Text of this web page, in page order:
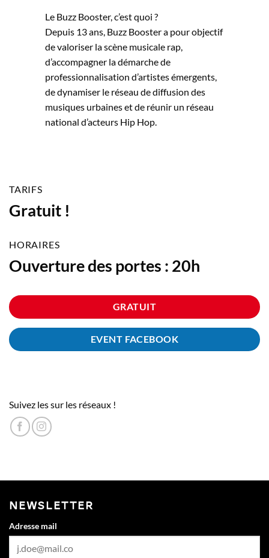
Le Buzz Booster, c’est quoi ?
Depuis 13 ans, Buzz Booster a pour objectif
de valoriser la scène musicale rap,
d’accompagner la démarche de
professionnalisation d’artistes émergents,
de dynamiser le réseau de diffusion des
musiques urbaines et de réunir un réseau
national d’acteurs Hip Hop.
TARIFS
Gratuit !
HORAIRES
Ouverture des portes : 20h
GRATUIT
EVENT FACEBOOK
Suivez les sur les réseaux !
NEWSLETTER
Adresse mail